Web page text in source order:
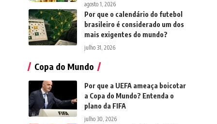
agosto 1, 2026
Por que o calendário do futebol
brasileiro é considerado um dos
mais exigentes do mundo?
julho 31, 2026
Copa do Mundo
Por que a UEFA ameaça boicotar
a Copa do Mundo? Entenda o
plano da FIFA
julho 30, 2026